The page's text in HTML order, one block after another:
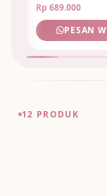
Rp 689.000
PESAN
12 PRODUK